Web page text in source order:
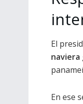
El
naviera
En ese